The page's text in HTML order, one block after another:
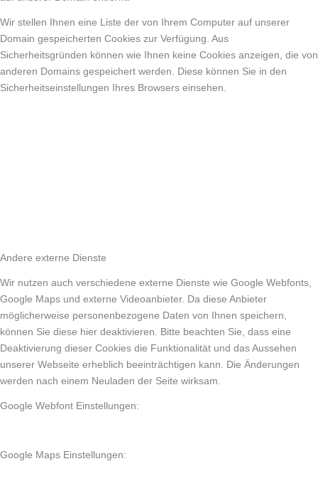
Wir stellen Ihnen eine Liste der von Ihrem Computer auf unserer
Domain gespeicherten Cookies zur Verfügung. Aus
Sicherheitsgründen können wie Ihnen keine Cookies anzeigen, die von
anderen Domains gespeichert werden. Diese können Sie in den
Sicherheitseinstellungen Ihres Browsers einsehen.
Andere externe Dienste
Wir nutzen auch verschiedene externe Dienste wie Google Webfonts,
Google Maps und externe Videoanbieter. Da diese Anbieter
möglicherweise personenbezogene Daten von Ihnen speichern,
können Sie diese hier deaktivieren. Bitte beachten Sie, dass eine
Deaktivierung dieser Cookies die Funktionalität und das Aussehen
unserer Webseite erheblich beeinträchtigen kann. Die Änderungen
werden nach einem Neuladen der Seite wirksam.
Google Webfont Einstellungen:
Google Maps Einstellungen: